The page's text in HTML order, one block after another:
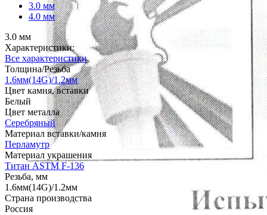
3.0 мм
4.0 мм
3.0 мм
Характеристики:
Все характеристики
Толщина/Резьба
1.6мм(14G)/1.2мм
Цвет камня, вставки
Белый
Цвет металла
Серебряный
Материал вставки/камня
Перламутр
Материал украшения
Титан ASTM F-136
Резьба, мм
1.6мм(14G)/1.2мм
Страна производства
Россия